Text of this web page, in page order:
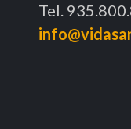
Tel.